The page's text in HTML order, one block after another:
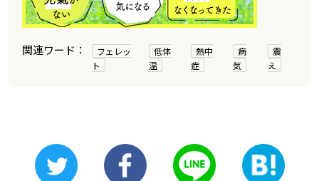
フェレッ
ト
低体
温
熱中
症
病
気
震
え